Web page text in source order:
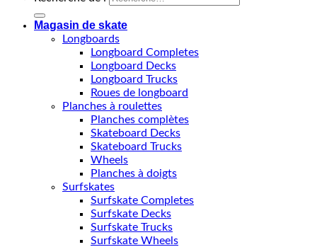
Magasin de skate
Longboards
Longboard Completes
Longboard Decks
Longboard Trucks
Roues de longboard
Planches à roulettes
Planches complètes
Skateboard Decks
Skateboard Trucks
Wheels
Planches à doigts
Surfskates
Surfskate Completes
Surfskate Decks
Surfskate Trucks
Surfskate Wheels